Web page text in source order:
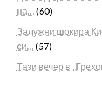
на… (60)
Залужни шокира
си… (57)
Тази вечер в